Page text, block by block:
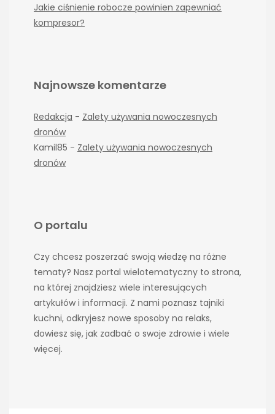
Jakie ciśnienie robocze powinien zapewniać
kompresor?
Najnowsze komentarze
Redakcja - Zalety używania nowoczesnych
dronów
Kamil85 - Zalety używania nowoczesnych
dronów
O portalu
Czy chcesz poszerzać swoją wiedzę na różne
tematy? Nasz portal wielotematyczny to strona,
na której znajdziesz wiele interesujących
artykułów i informacji. Z nami poznasz tajniki
kuchni, odkryjesz nowe sposoby na relaks,
dowiesz się, jak zadbać o swoje zdrowie i wiele
więcej.